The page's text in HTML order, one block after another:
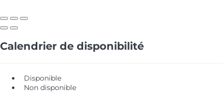
Calendrier de disponibilité
Disponible
Non disponible